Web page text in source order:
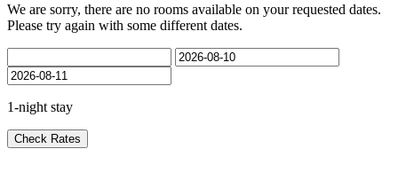
We are sorry, there are no rooms available on your requested dates.
Please try again with some different dates.
1-night stay
Check Rates